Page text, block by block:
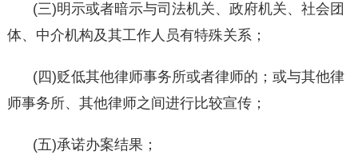
(三)明示或者暗示与司法机关、政府机关、社会团
体、中介机构及其工作人员有特殊关系；
(四)贬低其他律师事务所或者律师的；或与其他律
师事务所、其他律师之间进行比较宣传；
(五)承诺办案结果；